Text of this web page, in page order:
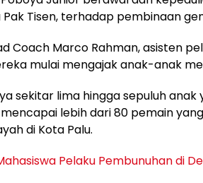
Tisen, terhadap pembinaan
Coach Marco Rahman, asisten
mulai mengajak anak-anak
sekitar lima hingga sepuluh
lebih dari 80 pemain
di Kota Palu.
Pelaku Pembunuhan di